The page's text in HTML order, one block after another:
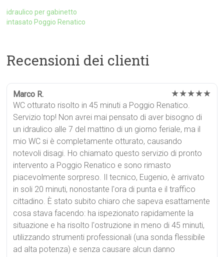
idraulico per gabinetto
intasato Poggio Renatico
Recensioni dei clienti
Marco R. ★★★★★
WC otturato risolto in 45 minuti a Poggio Renatico.
Servizio top! Non avrei mai pensato di aver bisogno di
un idraulico alle 7 del mattino di un giorno feriale, ma il
mio WC si è completamente otturato, causando
notevoli disagi. Ho chiamato questo servizio di pronto
intervento a Poggio Renatico e sono rimasto
piacevolmente sorpreso. Il tecnico, Eugenio, è arrivato
in soli 20 minuti, nonostante l'ora di punta e il traffico
cittadino. È stato subito chiaro che sapeva esattamente
cosa stava facendo: ha ispezionato rapidamente la
situazione e ha risolto l'ostruzione in meno di 45 minuti,
utilizzando strumenti professionali (una sonda flessibile
ad alta potenza) e senza causare alcun danno